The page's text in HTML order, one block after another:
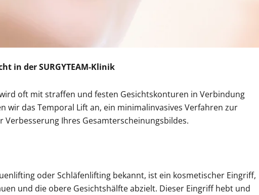
in der SURGYTEAM-Klinik
oft mit straffen und festen Gesichtskonturen in Verbindung
wir das Temporal Lift an, ein minimalinvasives Verfahren zur
Ihres Gesamterscheinungsbildes.
oder Schläfenlifting bekannt, ist ein kosmetischer Eingriff,
und die obere Gesichtshälfte abzielt. Dieser Eingriff hebt und